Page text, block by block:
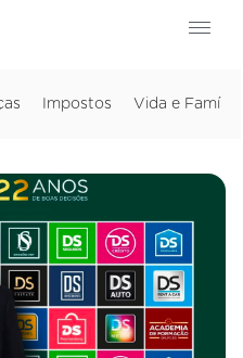
Impostos Vida e Família